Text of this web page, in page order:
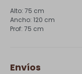
75 cm
120 cm
75 cm
Envíos